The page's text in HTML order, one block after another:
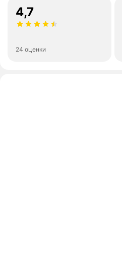
4,7
24 оценки